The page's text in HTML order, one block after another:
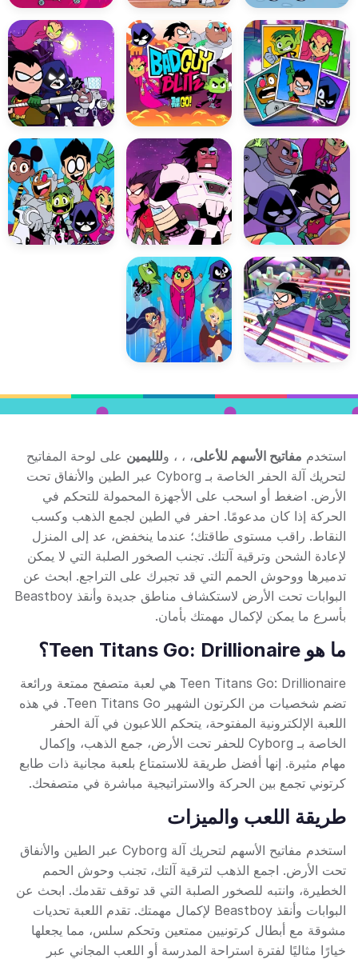
استخدم مفاتيح الأسهم للأعلى، ، ، وللليمين على لوحة المفاتيح
لتحريك آلة الحفر الخاصة بـ Cyborg عبر الطين والأنفاق تحت
الأرض. اضغط أو اسحب على الأجهزة المحمولة للتحكم في
الحركة إذا كان مدعومًا. احفر في الطين لجمع الذهب وكسب
النقاط. راقب مستوى طاقتك؛ عندما ينخفض، عد إلى المنزل
لإعادة الشحن وترقية آلتك. تجنب الصخور الصلبة التي لا يمكن
تدميرها ووحوش الحمم التي قد تجبرك على التراجع. ابحث عن
البوابات تحت الأرض لاستكشاف مناطق جديدة وأنقذ Beastboy
بأسرع ما يمكن لإكمال مهمتك بأمان.
ما هو Teen Titans Go: Drillionaire؟
Teen Titans Go: Drillionaire هي لعبة متصفح ممتعة ورائعة
تضم شخصيات من الكرتون الشهير Teen Titans Go. في هذه
اللعبة الإلكترونية المفتوحة، يتحكم اللاعبون في آلة الحفر
الخاصة بـ Cyborg للحفر تحت الأرض، جمع الذهب، وإكمال
مهام مثيرة. إنها أفضل طريقة للاستمتاع بلعبة مجانية ذات طابع
كرتوني تجمع بين الحركة والاستراتيجية مباشرة في متصفحك.
طريقة اللعب والميزات
استخدم مفاتيح الأسهم لتحريك آلة Cyborg عبر الطين والأنفاق
تحت الأرض. اجمع الذهب لترقية آلتك، تجنب وحوش الحمم
الخطيرة، وانتبه للصخور الصلبة التي قد توقف تقدمك. ابحث عن
البوابات وأنقذ Beastboy لإكمال مهمتك. تقدم اللعبة تحديات
مشوقة مع أبطال كرتونيين ممتعين وتحكم سلس، مما يجعلها
خيارًا مثاليًا لفترة استراحة المدرسة أو اللعب المجاني عبر